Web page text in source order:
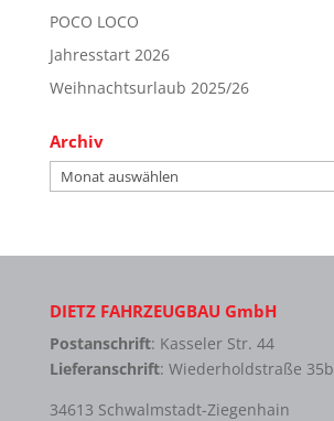
POCO LOCO
Jahresstart 2026
Weihnachtsurlaub 2025/26
Archiv
Archiv
DIETZ FAHRZEUGBAU GmbH
Postanschrift: Kasseler Str. 44
Lieferanschrift: Wiederholdstraße 35b
34613 Schwalmstadt-Ziegenhain